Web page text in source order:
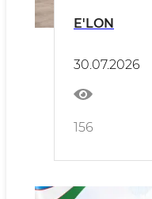
E'LON
30.07.2026
156